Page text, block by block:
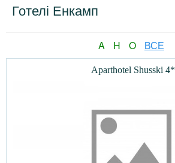
Готелі Енкамп
A H O ВСЕ
Aparthotel Shusski 4*